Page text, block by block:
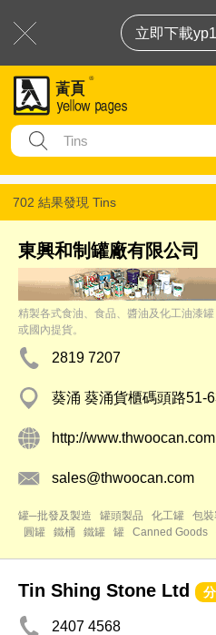
立即下載
702 結果發現 Tins
東興和制罐廠有限公司
精製各式食油、食品、醬油及化工油漆
或國內提貨。
2819 7207
葵涌 葵涌貨櫃碼頭路51-
http://www.thwoocan.com
sales@thwoocan.com
罐─批發及製造 罐頭製品 化工罐 包裝
圓罐
鐵桶 鐵罐 罐 Canned Goods
Tin Shing Stone Ltd
2407 4568